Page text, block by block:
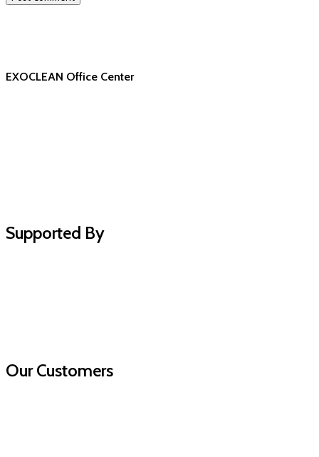
EXOCLEAN Office Center
Supported By
Our Customers